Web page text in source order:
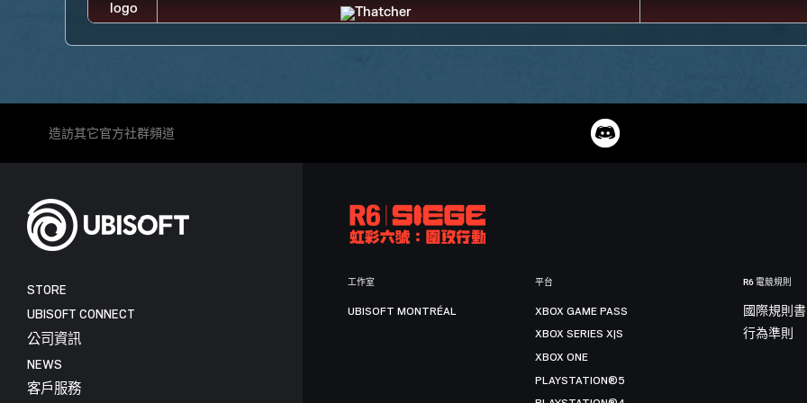
造訪其它官方社群頻道
STORE
UBISOFT CONNECT
公司資訊
NEWS
客戶服務
工作室
UBISOFT MONTRÉAL
平台
XBOX GAME PASS
XBOX SERIES X|S
XBOX ONE
PLAYSTATION®5
R6 電競規則
國際規則書
行為準則